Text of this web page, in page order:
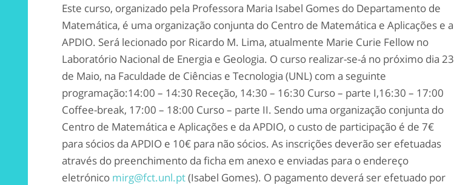
Este curso, organizado pela Professora Maria Isabel Gomes do Departamento de
Matemática, é uma organização conjunta do Centro de Matemática e Aplicações e a
APDIO. Será lecionado por Ricardo M. Lima, atualmente Marie Curie Fellow no
Laboratório Nacional de Energia e Geologia. O curso realizar-se-á no próximo dia 23
de Maio, na Faculdade de Ciências e Tecnologia (UNL) com a seguinte
programação:14:00 – 14:30 Receção, 14:30 – 16:30 Curso – parte I,16:30 – 17:00
Coffee-break, 17:00 – 18:00 Curso – parte II. Sendo uma organização conjunta do
Centro de Matemática e Aplicações e da APDIO, o custo de participação é de 7€
para sócios da APDIO e 10€ para não sócios. As inscrições deverão ser efetuadas
através do preenchimento da ficha em anexo e enviadas para o endereço
eletrónico mirg@fct.unl.pt(Isabel Gomes). O pagamento deverá ser efetuado por